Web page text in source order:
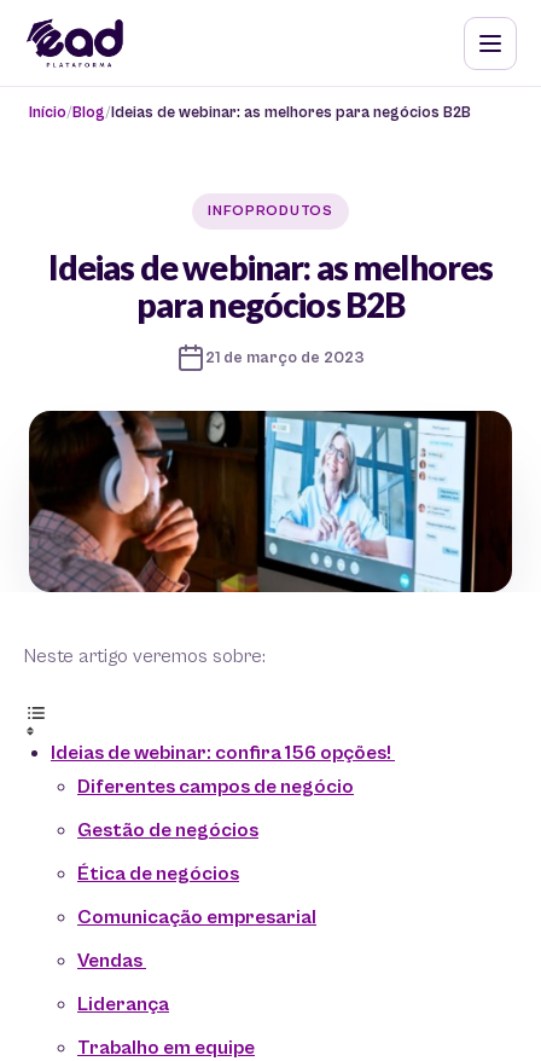
Início Blog Ideias de webinar: as melhores para negócios B2B
INFOPRODUTOS
Ideias de webinar: as melhores
para negócios B2B
21 de março de 2023
Neste artigo veremos sobre:
Ideias de webinar: confira 156 opções!
Diferentes campos de negócio
Gestão de negócios
Ética de negócios
Comunicação empresarial
Vendas
Liderança
Trabalho em equipe